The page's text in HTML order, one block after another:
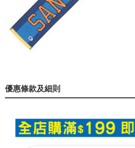
優惠條款及細則